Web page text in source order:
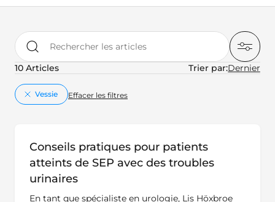
Rechercher les articles
10 Articles
Trier par:
key:global.remove
Vessie Effacer les filtres
Conseils pratiques pour patients
atteints de SEP avec des troubles
urinaires
En tant que spécialiste en urologie, Lis Höxbroe